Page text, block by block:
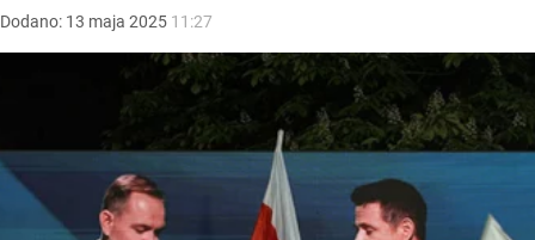
Dodano: 13 maja 2025 11:27